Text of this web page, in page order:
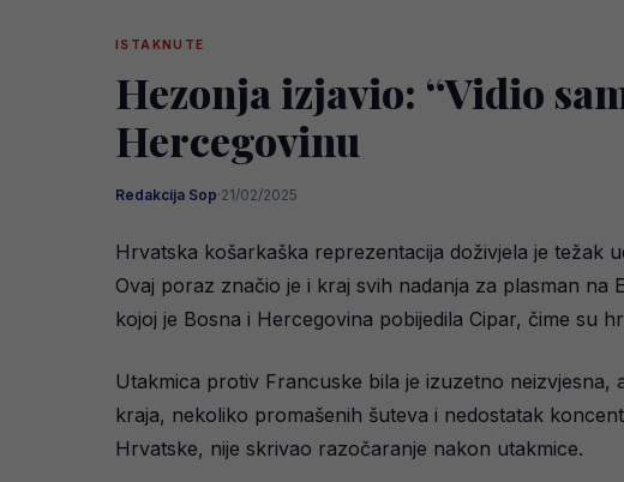
ISTAKNUTE
Hezonja izjavio: “Vidio
Hercegovinu
Redakcija Sop·21/02/2025
Hrvatska košarkaška reprezentacija doživjela je težak
Ovaj poraz značio je i kraj svih nadanja za plasman
kojoj je Bosna i Hercegovina pobijedila Cipar, čime su
Utakmica protiv Francuske bila je izuzetno
kraja, nekoliko promašenih šuteva i nedostatak
Hrvatske, nije skrivao razočaranje nakon utakmice.